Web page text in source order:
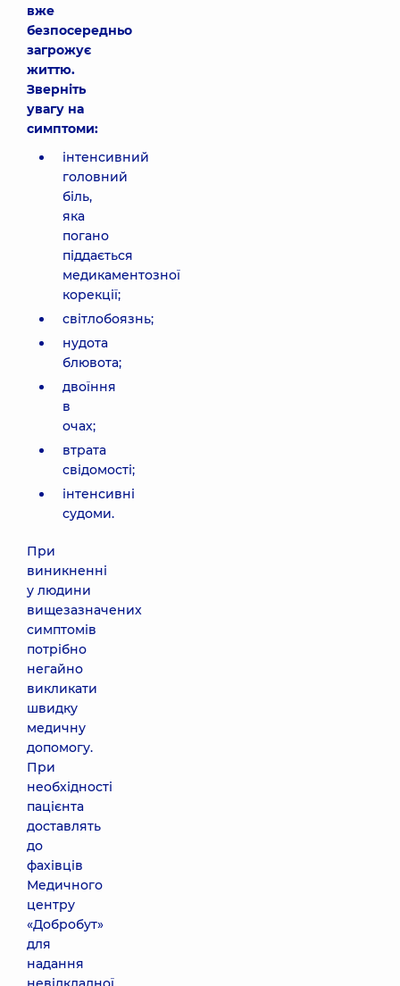
вже
безпосередньо
загрожує
життю.
Зверніть
увагу на
симптоми:
інтенсивний
головний
біль,
яка
погано
піддається
медикаментозної
корекції;
світлобоязнь;
нудота
блювота;
двоїння
в
очах;
втрата
свідомості;
інтенсивні
судоми.
При
виникненні
у людини
вищезазначених
симптомів
потрібно
негайно
викликати
швидку
медичну
допомогу.
При
необхідності
пацієнта
доставлять
до
фахівців
Медичного
центру
«Добробут»
для
надання